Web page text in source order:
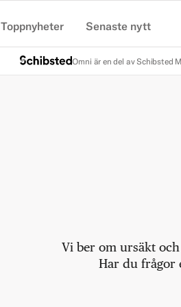
Toppnyheter Senaste nytt
Omni är en del av Schibsted
Vi ber om ursäkt
Har du frågor